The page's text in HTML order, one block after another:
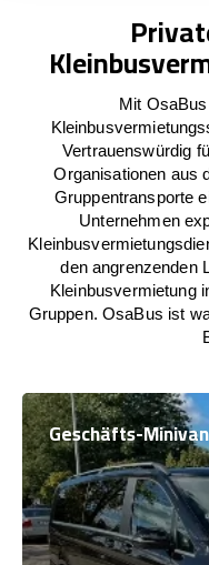
Mit
Vertrauenswürdig
Organisationen aus
Gruppentransporte
Unternehmen
den angrenzenden
Kleinbusvermietung
Gruppen. OsaBus ist
Geschäfts-